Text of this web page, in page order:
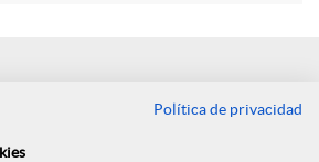
Política de privacidad